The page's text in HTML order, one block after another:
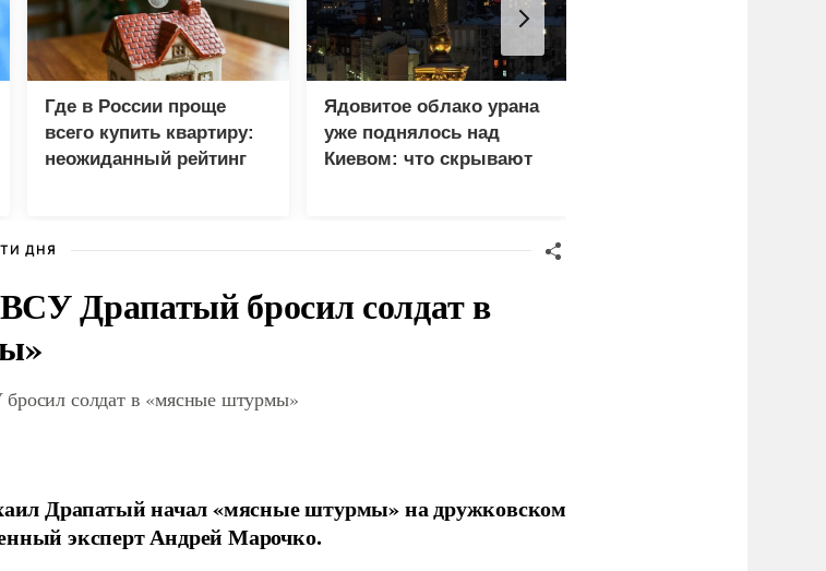
Где в России проще
всего купить квартиру:
неожиданный рейтинг
Ядовитое облако урана
уже поднялось над
Киевом: что скрывают
ДНЯ
Драпатый бросил солдат в
солдат в «мясные штурмы»
Драпатый начал «мясные штурмы» на дружковском
эксперт Андрей Марочко.